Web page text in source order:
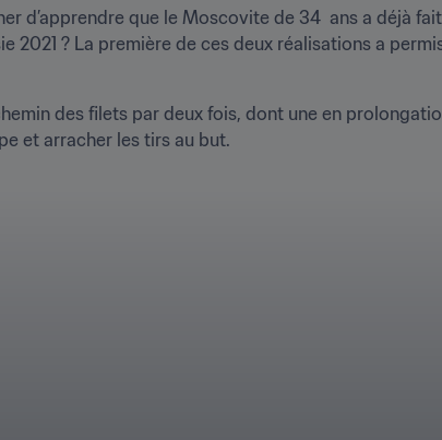
d’apprendre que le Moscovite de 34  ans a déjà
2021 ? La première de ces deux réalisations a
des filets par deux fois, dont une en